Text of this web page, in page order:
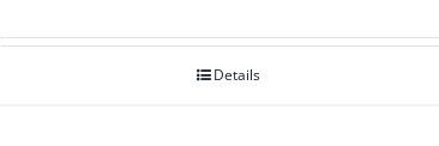
Details